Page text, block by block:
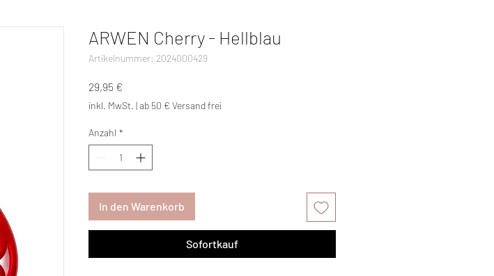
ARWEN Cherry - Hellblau
Artikelnummer: 2024000429
29,95 €
inkl. MwSt. |ab 50 € Versand frei
Anzahl *
In den Warenkorb
Sofortkauf